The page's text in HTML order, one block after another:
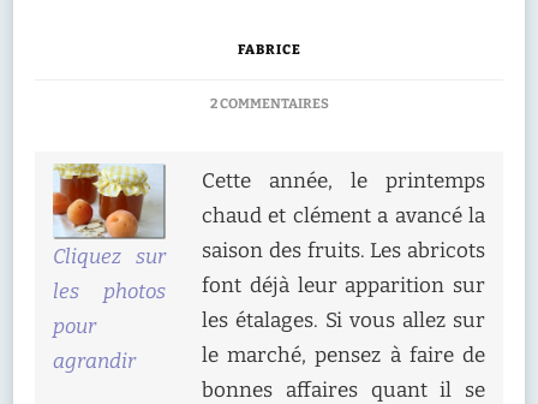
FABRICE
2 COMMENTAIRESSUR
SON
AMANDE
Cliquez sur
les photos
pour
agrandir
Cette année, le printemps
chaud et clément a avancé la
saison des fruits. Les abricots
font déjà leur apparition sur
les étalages. Si vous allez sur
le marché, pensez à faire de
bonnes affaires quant il se